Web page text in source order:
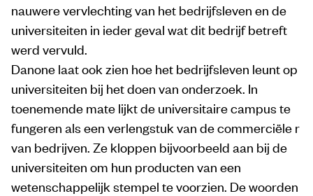
nauwere vervlechting van het bedrijfsleven en de
universiteiten in ieder geval wat dit bedrijf betreft
werd vervuld.
Danone laat ook zien hoe het bedrijfsleven leunt op
universiteiten bij het doen van onderzoek. In
toenemende mate lijkt de universitaire campus te
fungeren als een verlengstuk van de commerciële r
van bedrijven. Ze kloppen bijvoorbeeld aan bij de
universiteiten om hun producten van een
wetenschappelijk stempel te voorzien. De woorden